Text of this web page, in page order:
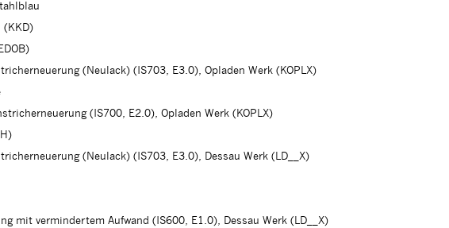
(KKD)
(Neulack) (IS703, E3.0), Opladen Werk (KOPLX)
(IS700, E2.0), Opladen Werk (KOPLX)
(Neulack) (IS703, E3.0), Dessau Werk (LD__X)
mit vermindertem Aufwand (IS600, E1.0), Dessau Werk (LD__X)